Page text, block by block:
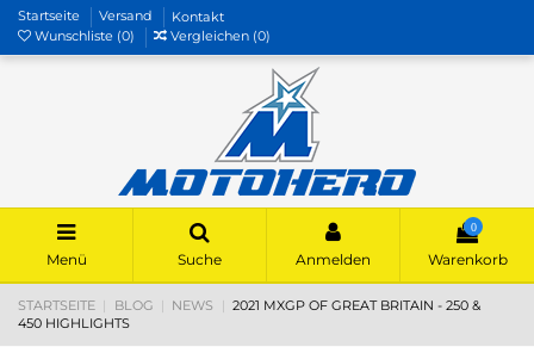
Startseite Versand
Kontakt
Wunschliste (0) Vergleichen (0)
Menü Suche Anmelden
0
Warenkorb
STARTSEITE BLOG NEWS
2021 MXGP OF GREAT BRITAIN - 250 &
450 HIGHLIGHTS